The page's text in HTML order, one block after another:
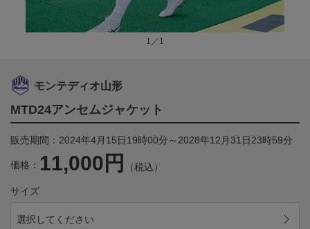
1／1
モンテディオ山形
MTD24アンセムジャケット
販売期間：2024年4月15日19時00分～2028年12月31日23時59分
価格： 11,000円 （税込）
サイズ
選択してください